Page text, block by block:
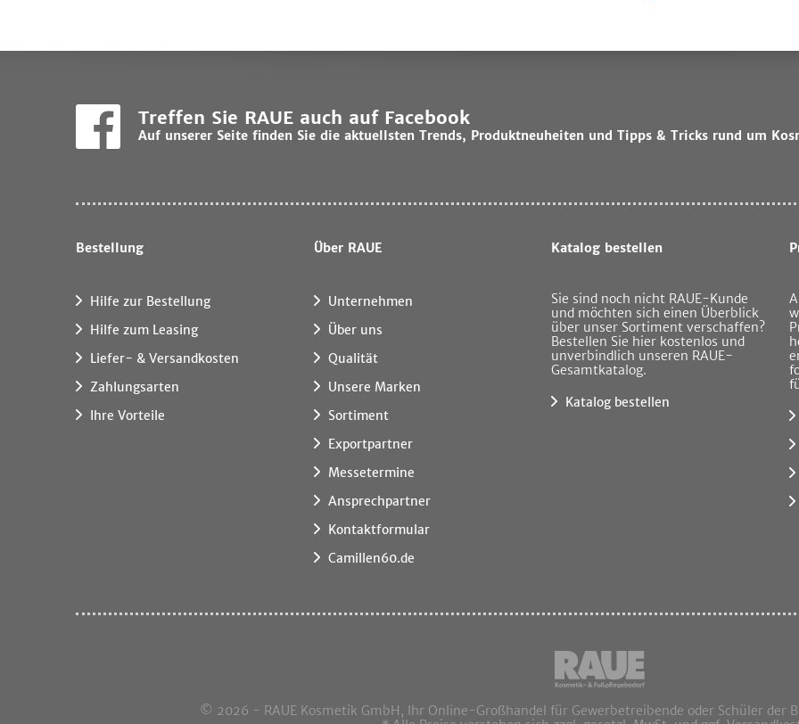
Treffen Sie RAUE auch auf Facebook
Auf unserer Seite finden Sie die aktuellsten Trends, Produktneuheiten und Tipps & Tricks rund um
Bestellung
Hilfe zur Bestellung
Hilfe zum Leasing
Liefer- & Versandkosten
Zahlungsarten
Ihre Vorteile
Über RAUE
Unternehmen
Über uns
Qualität
Unsere Marken
Sortiment
Exportpartner
Messetermine
Ansprechpartner
Kontaktformular
Camillen60.de
Katalog bestellen
Sie sind noch nicht RAUE-Kunde
und möchten sich einen Überblick
über unser Sortiment verschaffen?
Bestellen Sie hier kostenlos und
unverbindlich unseren RAUE-
Gesamtkatalog.
Katalog bestellen
© 2026 - RAUE Kosmetik GmbH, Ihr Online-Großhandel für Gewerbetreibende oder Schüler der